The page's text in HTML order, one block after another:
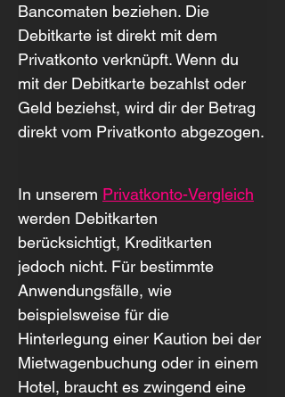
Bancomaten beziehen. Die
Debitkarte ist direkt mit dem
Privatkonto verknüpft. Wenn du
mit der Debitkarte bezahlst oder
Geld beziehst, wird dir der Betrag
direkt vom Privatkonto abgezogen.
In unserem Privatkonto-Vergleich
werden Debitkarten
berücksichtigt, Kreditkarten
jedoch nicht. Für bestimmte
Anwendungsfälle, wie
beispielsweise für die
Hinterlegung einer Kaution bei der
Mietwagenbuchung oder in einem
Hotel, braucht es zwingend eine